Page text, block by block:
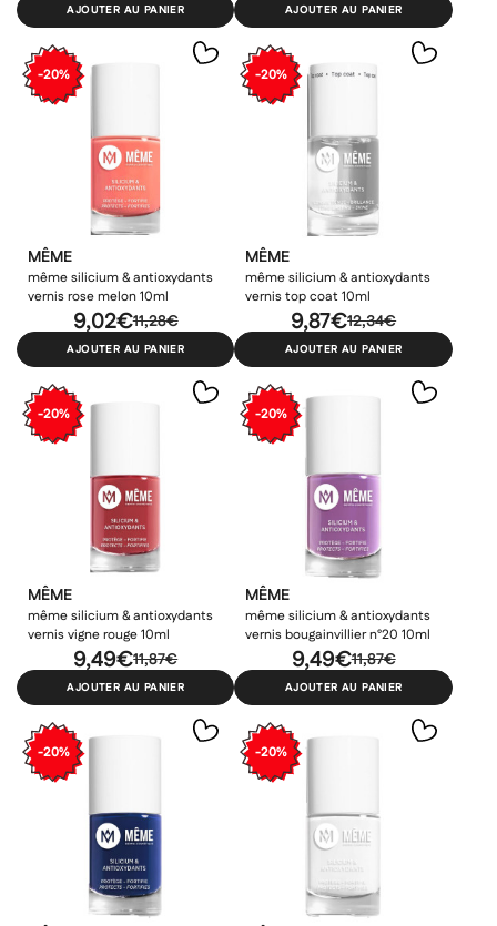
AJOUTER AU PANIER AJOUTER AU PANIER
-20%
MÊME
même silicium & antioxydants
vernis rose melon 10ml
11,28€
9,02€
AJOUTER AU PANIER
-20%
MÊME
même silicium & antioxydants
vernis top coat 10ml
12,34€
9,87€
AJOUTER AU PANIER
-20%
MÊME
même silicium & antioxydants
vernis vigne rouge 10ml
11,87€
9,49€
AJOUTER AU PANIER
-20%
MÊME
même silicium & antioxydants
vernis bougainvillier n°20 10ml
11,87€
9,49€
AJOUTER AU PANIER
-20% -20%